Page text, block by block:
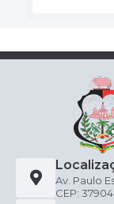
Av. Paulo
CEP: